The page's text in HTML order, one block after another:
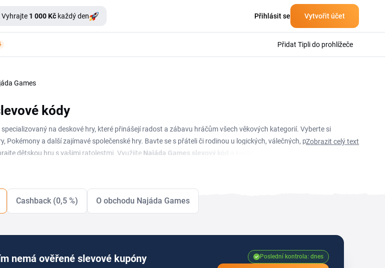
Vyhrajte 1 000 Kč každý den Přihlásit se Vytvořit účet
Přidat Tipli do prohlížeče
Games
kódy
specializovaný na deskové hry, které přinášejí radost a zábavu hráčům všech věkových kategorií. Vyberte si
Pokémony a další zajímavé společenské hry. Bavte se s přáteli či rodinou u logických, válečných, party her, her
dětskou hru s vašimi ratolestmi. Využijte Najáda Games slevový kód
Zobrazit celý text
Cashback (0,5 %) O obchodu Najáda Games
nemá ověřené slevové kupóny Poslední kontrola: dnes